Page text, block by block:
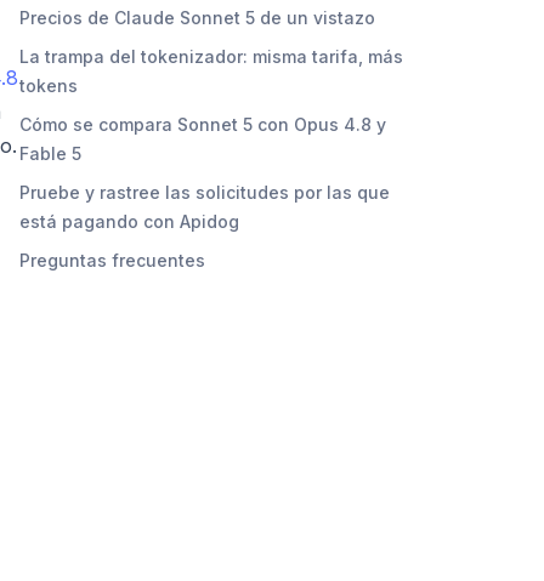
Precios de Claude Sonnet 5 de un vistazo
La trampa del tokenizador: misma tarifa, más
tokens
Cómo se compara Sonnet 5 con Opus 4.8 y
Fable 5
Pruebe y rastree las solicitudes por las que
está pagando con Apidog
Preguntas frecuentes